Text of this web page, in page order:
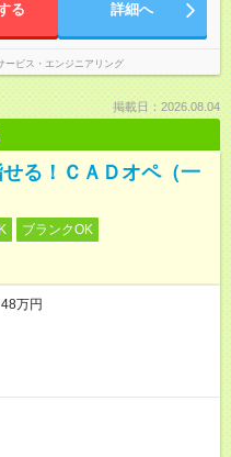
る 詳細へ
ービス・エンジニアリング
掲載日：2026.08.04
る！ＣＡＤオペ（一
ブランクOK
万円